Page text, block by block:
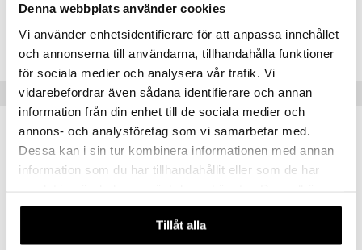
Denna webbplats använder cookies
Vi använder enhetsidentifierare för att anpassa innehållet
och annonserna till användarna, tillhandahålla funktioner
för sociala medier och analysera vår trafik. Vi
vidarebefordrar även sådana identifierare och annan
information från din enhet till de sociala medier och
annons- och analysföretag som vi samarbetar med.
Dessa kan i sin tur kombinera informationen med annan
information som du har tillhandahållit eller som de har
våra cookies vid fortsatt användande av vår webbplats.
Tillåt alla
Vinkkejä sinulle
-39%